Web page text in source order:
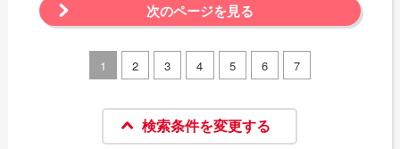
次のページを見る
1 2 3 4 5 6 7
検索条件を変更する